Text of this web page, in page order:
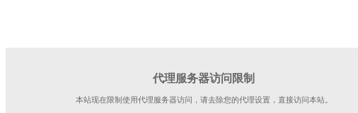
代理服务器访问限制
本站现在限制使用代理服务器访问，请去除您的代理设置，直接访问本站。